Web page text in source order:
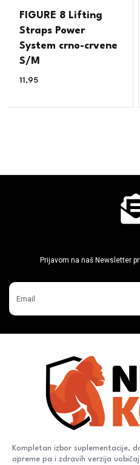
FIGURE 8 Lifting
Straps Power
System crno-crvene
S/M
11,95
Prijavom na naš Newsletter
Kompletan izbor suplementacije,
opreme pa i zdravih verzija